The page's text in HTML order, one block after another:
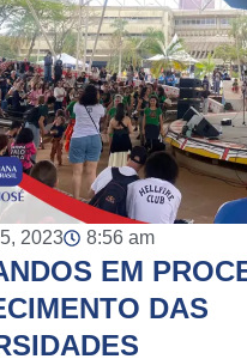
2023 8:56 am
EM
DAS